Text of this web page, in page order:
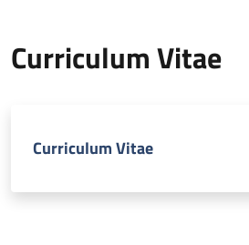
Curriculum Vitae
Curriculum Vitae